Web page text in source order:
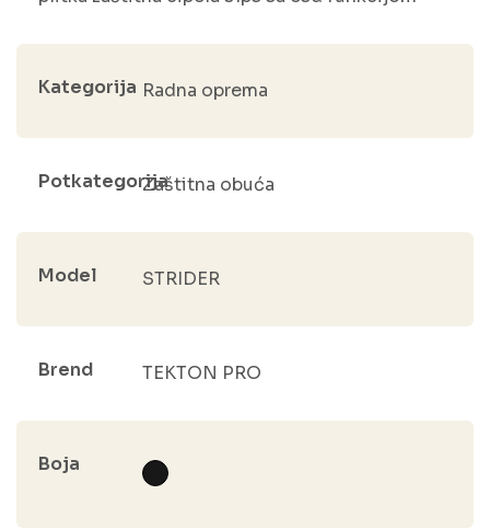
Kategorija Radna oprema
PotkategorijaZaštitna obuća
Model STRIDER
Brend TEKTON PRO
Boja